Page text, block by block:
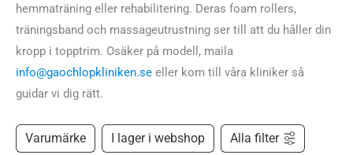
hemmaträning eller rehabilitering. Deras foam rollers,
träningsband och massageutrustning ser till att du håller din
kropp i topptrim. Osäker på modell, maila
info@gaochlopkliniken.se eller kom till våra kliniker så
guidar vi dig rätt.
Varumärke I lager i webshop Alla filter